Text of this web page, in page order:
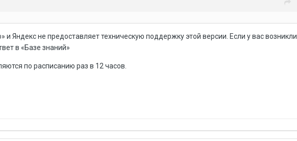
и Яндекс не предоставляет техническую поддержку этой версии. Если у вас возникли
в «Базе знаний»
по расписанию раз в 12 часов.